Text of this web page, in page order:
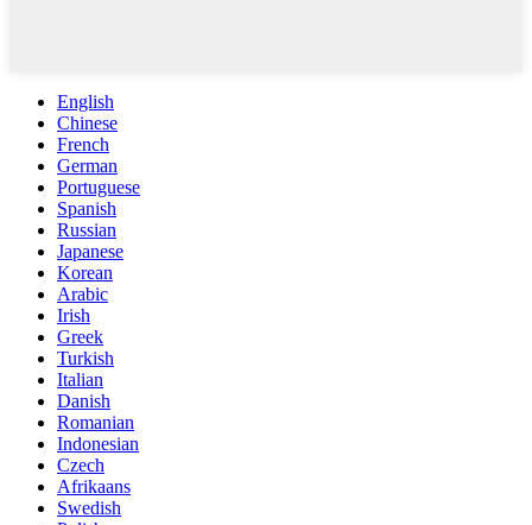
English
Chinese
French
German
Portuguese
Spanish
Russian
Japanese
Korean
Arabic
Irish
Greek
Turkish
Italian
Danish
Romanian
Indonesian
Czech
Afrikaans
Swedish